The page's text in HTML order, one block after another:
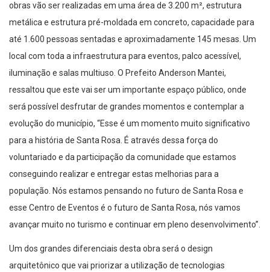
obras vão ser realizadas em uma área de 3.200 m², estrutura
metálica e estrutura pré-moldada em concreto, capacidade para
até 1.600 pessoas sentadas e aproximadamente 145 mesas. Um
local com toda a infraestrutura para eventos, palco acessível,
iluminação e salas multiuso. O Prefeito Anderson Mantei,
ressaltou que este vai ser um importante espaço público, onde
será possível desfrutar de grandes momentos e contemplar a
evolução do município, “Esse é um momento muito significativo
para a história de Santa Rosa. É através dessa força do
voluntariado e da participação da comunidade que estamos
conseguindo realizar e entregar estas melhorias para a
população. Nós estamos pensando no futuro de Santa Rosa e
esse Centro de Eventos é o futuro de Santa Rosa, nós vamos
avançar muito no turismo e continuar em pleno desenvolvimento”.
Um dos grandes diferenciais desta obra será o design
arquitetônico que vai priorizar a utilização de tecnologias